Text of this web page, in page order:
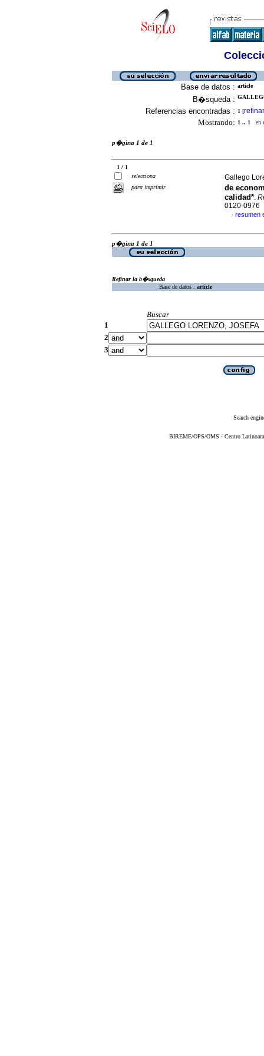
Base de datos : article
B�squeda :
Referencias encontradas : 1 [refinar
Mostrando: 1 .. 1 en
p�gina 1 de 1
1 / 1
selecciona
para imprimir
Gallego
de
calidad*.
0120-0976
· resumen
p�gina 1 de 1
Refinar la b�squeda
Base de datos : article
Buscar
1
2
3
Search
BIREME/OPS/OMS - Centro